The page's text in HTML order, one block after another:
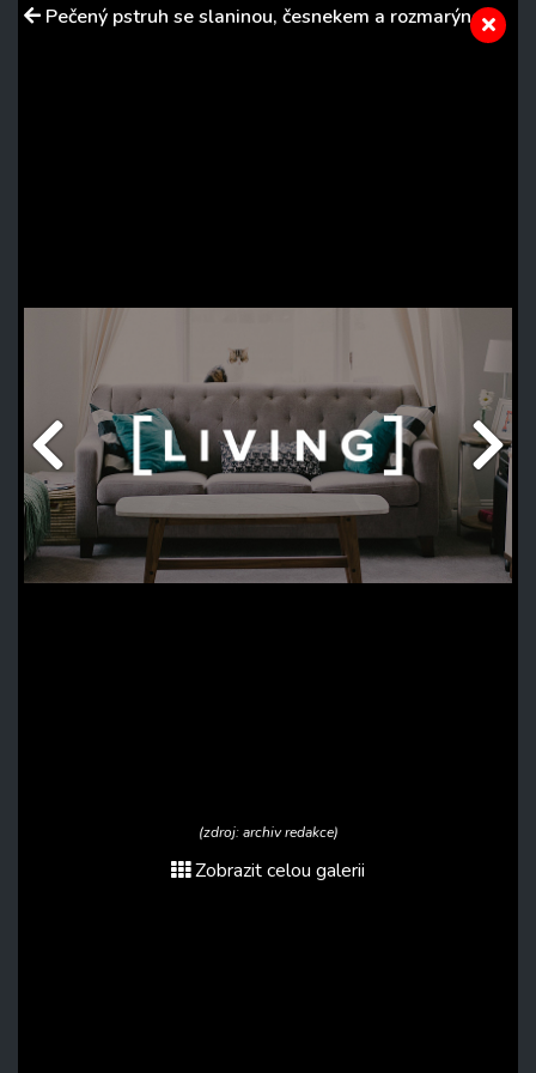
Pečený pstruh se slaninou, česnekem a rozmarýnem
(zdroj: archiv redakce)
Zobrazit celou galerii